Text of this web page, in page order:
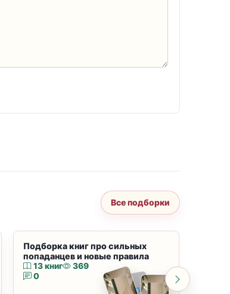
Все подборки
Подборка книг про сильных
попаданцев и новые правила
13 книг
369
0